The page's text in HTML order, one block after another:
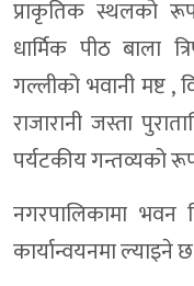
डोल्पामा
बर्ड फ्लु :
डोल्पा
डाेल्पा
प्राकृतिक स्थलको
धार्मिक पीठ बाला
गल्लीको भवानी मष्ट ,
राजारानी जस्ता
पर्यटकीय गन्तव्यको
नगरपालिकामा भवन
कार्यान्वयनमा ल्याइने